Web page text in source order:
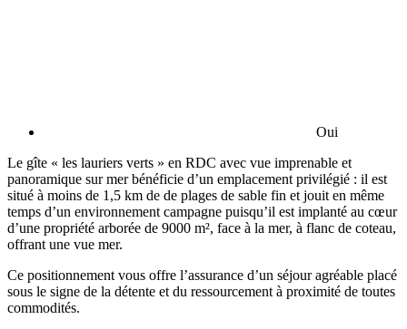
Oui
Le gîte « les lauriers verts » en RDC avec vue imprenable et
panoramique sur mer bénéficie d’un emplacement privilégié : il est
situé à moins de 1,5 km de de plages de sable fin et jouit en même
temps d’un environnement campagne puisqu’il est implanté au cœur
d’une propriété arborée de 9000 m², face à la mer, à flanc de coteau,
offrant une vue mer.
Ce positionnement vous offre l’assurance d’un séjour agréable placé
sous le signe de la détente et du ressourcement à proximité de toutes
commodités.